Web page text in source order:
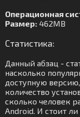
Операционная
Размер: 462MB
Статистика:
Данный абзац -
насколько
доступную
количество
сколько человек
Android. И стоит